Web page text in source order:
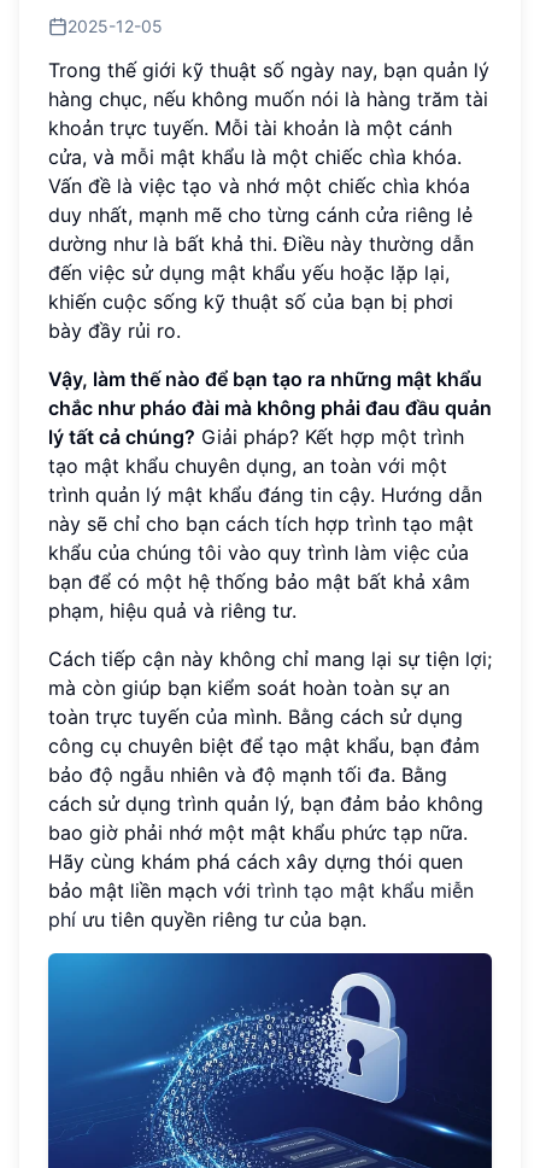
2025-12-05
Trong thế giới kỹ thuật số ngày nay, bạn quản lý
hàng chục, nếu không muốn nói là hàng trăm tài
khoản trực tuyến. Mỗi tài khoản là một cánh
cửa, và mỗi mật khẩu là một chiếc chìa khóa.
Vấn đề là việc tạo và nhớ một chiếc chìa khóa
duy nhất, mạnh mẽ cho từng cánh cửa riêng lẻ
dường như là bất khả thi. Điều này thường dẫn
đến việc sử dụng mật khẩu yếu hoặc lặp lại,
khiến cuộc sống kỹ thuật số của bạn bị phơi
bày đầy rủi ro.
Vậy, làm thế nào để bạn tạo ra những mật khẩu
chắc như pháo đài mà không phải đau đầu quản
lý tất cả chúng? Giải pháp? Kết hợp một trình
tạo mật khẩu chuyên dụng, an toàn với một
trình quản lý mật khẩu đáng tin cậy. Hướng dẫn
này sẽ chỉ cho bạn cách tích hợp trình tạo mật
khẩu của chúng tôi vào quy trình làm việc của
bạn để có một hệ thống bảo mật bất khả xâm
phạm, hiệu quả và riêng tư.
Cách tiếp cận này không chỉ mang lại sự tiện lợi;
mà còn giúp bạn kiểm soát hoàn toàn sự an
toàn trực tuyến của mình. Bằng cách sử dụng
công cụ chuyên biệt để tạo mật khẩu, bạn đảm
bảo độ ngẫu nhiên và độ mạnh tối đa. Bằng
cách sử dụng trình quản lý, bạn đảm bảo không
bao giờ phải nhớ một mật khẩu phức tạp nữa.
Hãy cùng khám phá cách xây dựng thói quen
bảo mật liền mạch với trình tạo mật khẩu miễn
phí ưu tiên quyền riêng tư của bạn.